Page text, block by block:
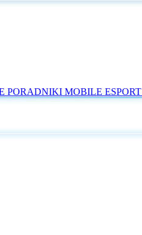
PORADNIKI MOBILE ESPORT